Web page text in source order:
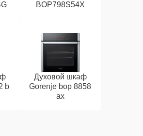
BOP798S54X
b
Духовой шкаф
Gorenje bop 8858
ax